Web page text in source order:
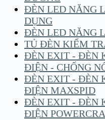
ĐÈN LED NĂNG
DỤNG
ĐÈN LED NĂNG
TỦ ĐÈN KIỂM
ĐÈN EXIT - ĐÈN
ĐIỆN - CHỐNG
ĐÈN EXIT - ĐÈN
ĐIỆN MAXSPID
ĐÈN EXIT - ĐÈN
ĐIỆN